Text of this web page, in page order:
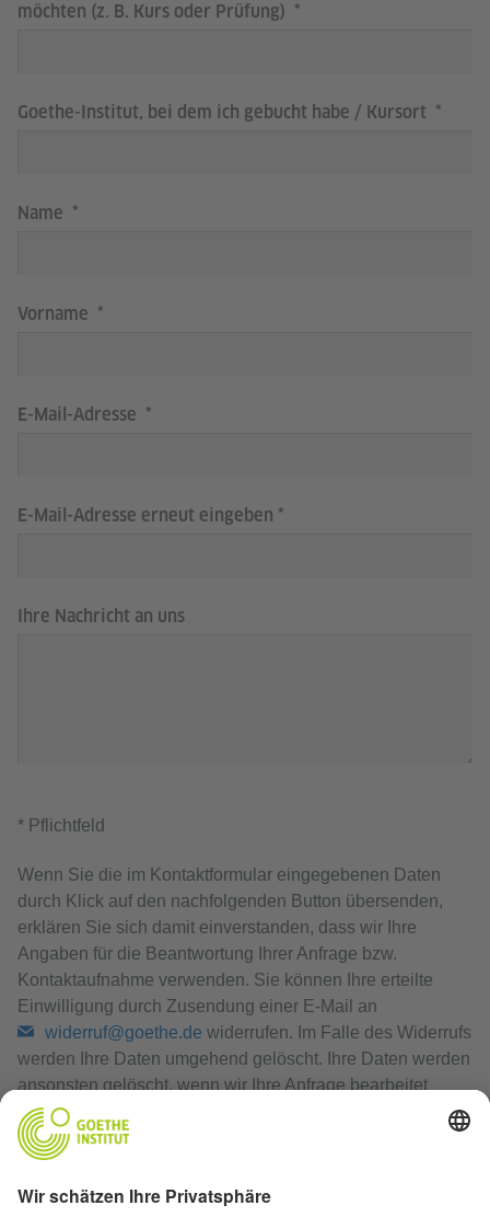
möchten (z. B. Kurs oder Prüfung)
Goethe-Institut, bei dem ich gebucht habe / Kursort
Name
Vorname
E-Mail-Adresse
E-Mail-Adresse erneut eingeben
Ihre Nachricht an uns
* Pflichtfeld
Wenn Sie die im Kontaktformular eingegebenen Daten
durch Klick auf den nachfolgenden Button übersenden,
erklären Sie sich damit einverstanden, dass wir Ihre
Angaben für die Beantwortung Ihrer Anfrage bzw.
Kontaktaufnahme verwenden. Sie können Ihre erteilte
Einwilligung durch Zusendung einer E-Mail an
widerruf@goethe.de widerrufen. Im Falle des Widerrufs
werden Ihre Daten umgehend gelöscht. Ihre Daten werden
ansonsten gelöscht, wenn wir Ihre Anfrage bearbeitet
haben oder der Zweck der Speicherung entfallen ist.
Datenschutzerklärung